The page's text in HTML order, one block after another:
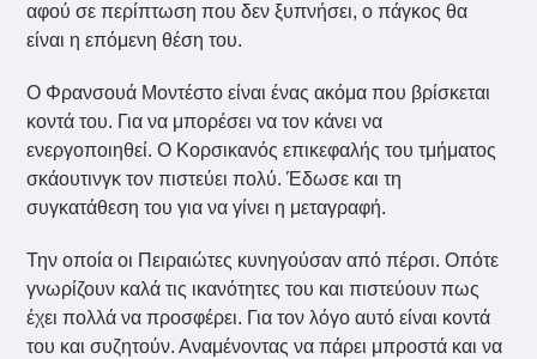
αφού σε περίπτωση που δεν ξυπνήσει, ο πάγκος θα
είναι η επόμενη θέση του.
Ο Φρανσουά Μοντέστο είναι ένας ακόμα που βρίσκεται
κοντά του. Για να μπορέσει να τον κάνει να
ενεργοποιηθεί. Ο Κορσικανός επικεφαλής του τμήματος
σκάουτινγκ τον πιστεύει πολύ. Έδωσε και τη
συγκατάθεση του για να γίνει η μεταγραφή.
Την οποία οι Πειραιώτες κυνηγούσαν από πέρσι. Οπότε
γνωρίζουν καλά τις ικανότητες του και πιστεύουν πως
έχει πολλά να προσφέρει. Για τον λόγο αυτό είναι κοντά
του και συζητούν. Αναμένοντας να πάρει μπροστά και να